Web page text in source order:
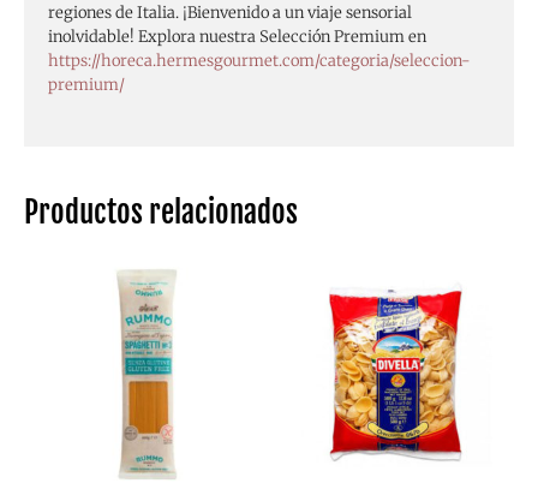
Productos relacionados
regiones de Italia. ¡Bienvenido a un viaje sensorial
inolvidable! Explora nuestra Selección Premium en
https://horeca.hermesgourmet.com/categoria/seleccion-
premium/